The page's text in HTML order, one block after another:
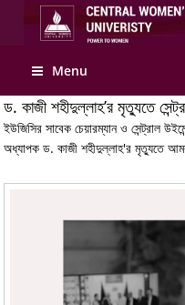
Menu
ড. কাজী শহীদুল্লাহ’র মৃত্যুতে
ইউজিসির সাবেক চেয়ারম্যান ও সেন্ট্রাল
অধ্যাপক ড. কাজী শহীদুল্লাহ'র মৃত্যুতে